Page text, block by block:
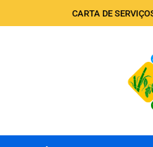
CARTA DE